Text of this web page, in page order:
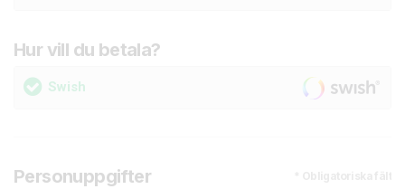
Hur vill du betala?
Swish
Personuppgifter